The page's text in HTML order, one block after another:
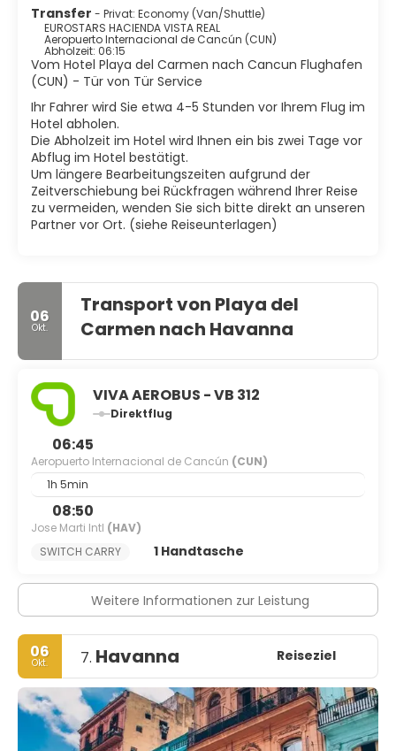
Transfer - Privat: Economy (Van/Shuttle)
EUROSTARS HACIENDA VISTA REAL
Aeropuerto Internacional de Cancún (CUN)
Abholzeit: 06:15
Vom Hotel Playa del Carmen nach Cancun Flughafen
(CUN) - Tür von Tür Service
Ihr Fahrer wird Sie etwa 4-5 Stunden vor Ihrem Flug im
Hotel abholen.
Die Abholzeit im Hotel wird Ihnen ein bis zwei Tage vor
Abflug im Hotel bestätigt.
Um längere Bearbeitungszeiten aufgrund der
Zeitverschiebung bei Rückfragen während Ihrer Reise
zu vermeiden, wenden Sie sich bitte direkt an unseren
Partner vor Ort. (siehe Reiseunterlagen)
06
Okt.
Transport von Playa del
Carmen nach Havanna
VIVA AEROBUS - VB 312
Direktflug
06:45
Aeropuerto Internacional de Cancún (CUN)
1h 5min
08:50
Jose Marti Intl (HAV)
SWITCH CARRY
1 Handtasche
Weitere Informationen zur Leistung
06
Okt. 7. Havanna Reiseziel